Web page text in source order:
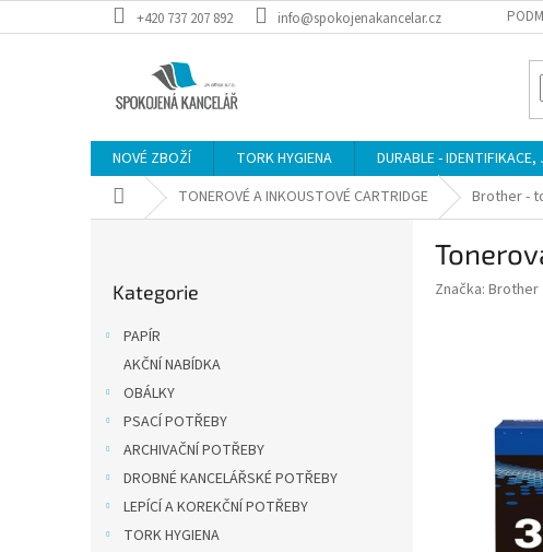
na
+420 737 207 892 info@spokojenakancelar.cz
NOVÉ ZBOŽÍ TORK HYGIENA DURABLE -
Domů TONEROVÉ A INKOUSTOVÉ CARTRIDGE Brother -
kategorie
Kategorie
PAPÍR
AKČNÍ NABÍDKA
OBÁLKY
PSACÍ POTŘEBY
ARCHIVAČNÍ POTŘEBY
DROBNÉ KANCELÁŘSKÉ POTŘEBY
LEPÍCÍ A KOREKČNÍ POTŘEBY
TORK HYGIENA
Značka: Brother